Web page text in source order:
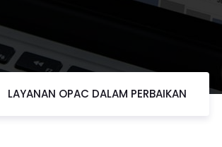
LAYANAN OPAC DALAM PERBAIKAN